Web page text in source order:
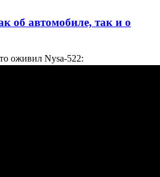
об автомобиле, так и о
оживил Nysa-522: